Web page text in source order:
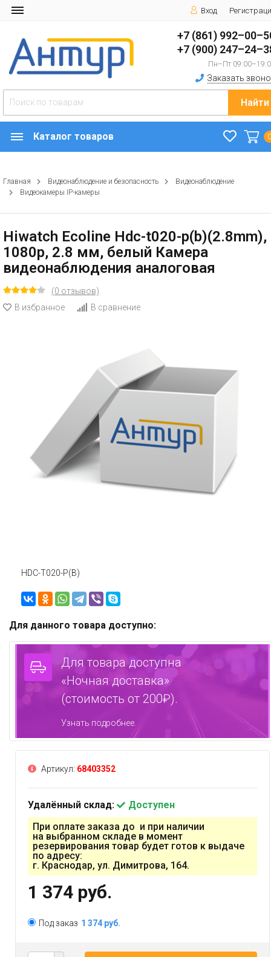
Вход
+7 (861)
+7 (900)
Пн–Пт
Заказать
Найти
Каталог товаров
Главная Видеонаблюдение и безопасность
Видеонаблюдение
Видеокамеры IP-камеры
Hiwatch Ecoline Hdc-t020-p(b)(2.8mm),
1080р, 2.8 мм, белый Камера
видеонаблюдения аналоговая
(0 отзывов)
В избранное
В сравнение
HDC-T020-P(B)
Для данного товара доступно:
Для товара доступна
«Ночная доставка»
(стоимость от 200₽).
Узнать подробнее.
Артикул: 68403352
Удалённый склад:
Доступен
При оплате заказа до и при наличии
на выбранном складе в момент
резервирования товар будет готов к выдаче
по адресу:
г. Краснодар, ул. Димитрова, 164.
1 374 руб.
Под заказ 1 374 руб.